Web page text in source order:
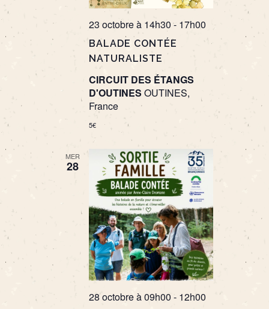
BALADE CONTÉE
NATURALISTE
23 octobre à 14h30- 17h00
CIRCUIT DES ÉTANGS
D'OUTINES OUTINES,
France
5€
MER
28
28 octobre à 09h00 - 12h00